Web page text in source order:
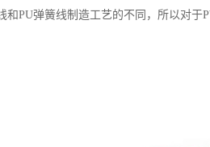
和PU弹簧线制造工艺的不同，所以对于